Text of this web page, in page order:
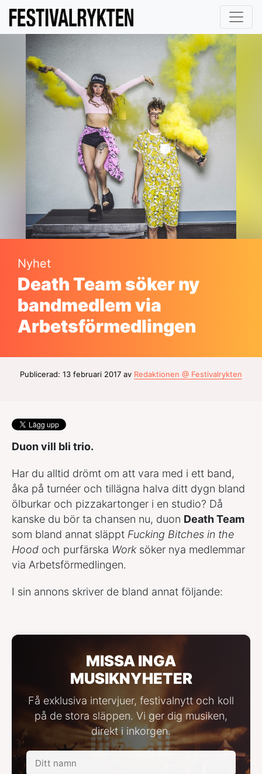
Nyhet
Death Team söker ny
bandmedlem via
Arbetsförmedlingen
Publicerad: 13 februari 2017 av Redaktionen @ Festivalrykten
Duon vill bli trio.
Har du alltid drömt om att vara med i ett band,
åka på turnéer och tillägna halva ditt dygn bland
ölburkar och pizzakartonger i en studio? Då
kanske du bör ta chansen nu, duon Death Team
som bland annat släppt Fucking Bitches in the
Hood och purfärska Worksöker nya medlemmar
via Arbetsförmedlingen.
I sin annons skriver de bland annat följande:
MISSA INGA
MUSIKNYHETER
Få exklusiva intervjuer, festivalnytt och koll
på de stora släppen. Vi ger dig musiken,
direkt i inkorgen.